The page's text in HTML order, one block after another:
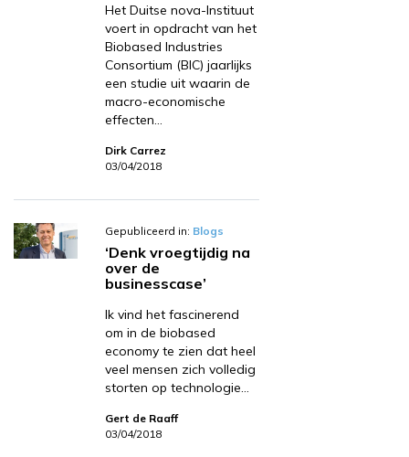
Het Duitse nova-Instituut
voert in opdracht van het
Biobased Industries
Consortium (BIC) jaarlijks
een studie uit waarin de
macro-economische
effecten…
Dirk Carrez
03/04/2018
Gepubliceerd in: Blogs
‘Denk vroegtijdig na
over de
businesscase’
Ik vind het fascinerend
om in de biobased
economy te zien dat heel
veel mensen zich volledig
storten op technologie…
Gert de Raaff
03/04/2018